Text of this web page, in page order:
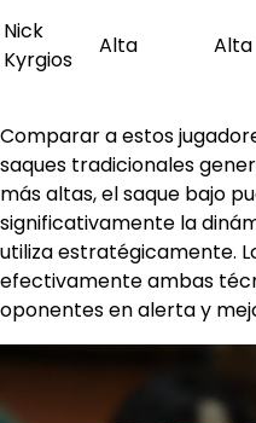
Nick
Kyrgios
Alta Alta
Comparar a estos
saques tradicionales
más altas, el saque bajo
significativamente la
utiliza estratégicamente.
efectivamente ambas
oponentes en alerta y